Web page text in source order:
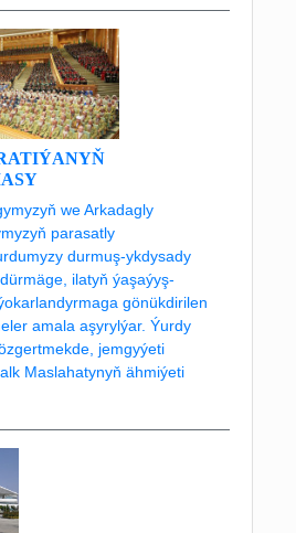
we Arkadagly
parasatly
durmuş-ykdysady
ilatyň ýaşaýyş-
gönükdirilen
amala aşyrylýar. Ýurdy
jemgyýeti
Maslahatynyň ähmiýeti